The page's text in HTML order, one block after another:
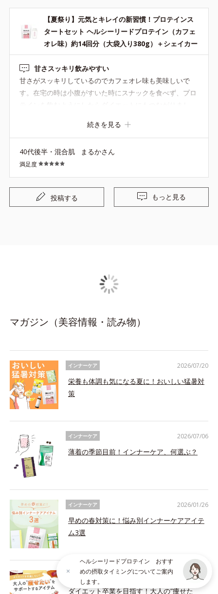
【夏祭り】元気とキレイの新習慣！プロテインス
タートセット ヘルシーリードプロテイン（カフェ
オレ味）約14回分（大袋入り380g）＋シェイカー
甘さスッキリ飲みやすい
甘さがスッキリしているのでカフェオレ味も美味しいで
す。在宅の時は小腹がすいた時にスナックを食べず、プロ
っていましたが、粉がこぼれやすかったです。専用のシェ
す。 また、ドラックストアなどにも売っているプロテイン
はシェイクしてもボトルの底にダマになってしまうことが
よくありましたが、ORBISのプロテインはすぐに溶けてく
れます。 プロテインを作る手間を感じさせないし、美味し
いからリピートします。
続きを見る
40代後半・混合肌 まるかさん
満足度
投稿する もっと見る
マガジン（美容情報・読み物）
インナーケア
栄養も体調も気になる夏に！おいしい猛暑対
策
2026/07/20
インナーケア
薄着の季節目前！インナーケア、何選ぶ？
2026/07/06
インナーケア
早めの春対策に！悩み別インナーケアアイテ
ム3選
2026/01/26
インナーケア
ダイエット卒業を目指す！大人の“痩せた
2026/01/22
ヘルシーリードプロテイン おすす
めの摂取タイミングについてご案内
します。